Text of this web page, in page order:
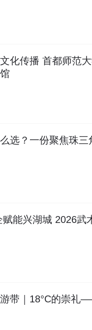
化传播 首都师范
选？一份聚焦珠三
能兴湖城 2026武
带｜18°C的崇礼